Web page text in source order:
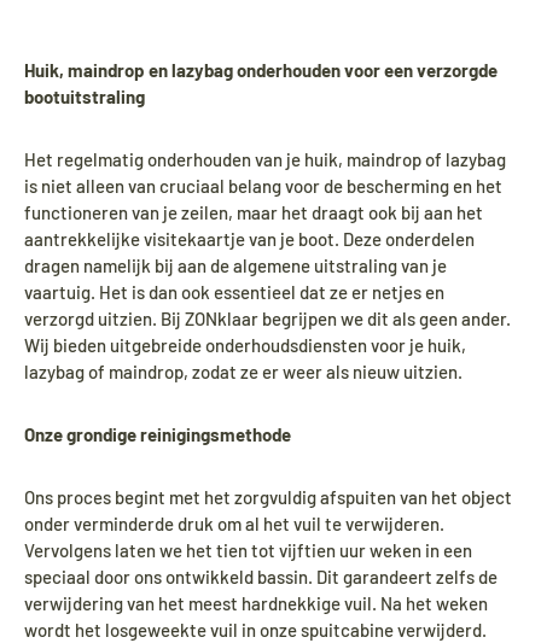
Huik, maindrop en lazybag onderhouden voor een verzorgde
bootuitstraling
Het regelmatig onderhouden van je huik, maindrop of lazybag
is niet alleen van cruciaal belang voor de bescherming en het
functioneren van je zeilen, maar het draagt ook bij aan het
aantrekkelijke visitekaartje van je boot. Deze onderdelen
dragen namelijk bij aan de algemene uitstraling van je
vaartuig. Het is dan ook essentieel dat ze er netjes en
verzorgd uitzien. Bij ZONklaar begrijpen we dit als geen ander.
Wij bieden uitgebreide onderhoudsdiensten voor je huik,
lazybag of maindrop, zodat ze er weer als nieuw uitzien.
Onze grondige reinigingsmethode
Ons proces begint met het zorgvuldig afspuiten van het object
onder verminderde druk om al het vuil te verwijderen.
Vervolgens laten we het tien tot vijftien uur weken in een
speciaal door ons ontwikkeld bassin. Dit garandeert zelfs de
verwijdering van het meest hardnekkige vuil. Na het weken
wordt het losgeweekte vuil in onze spuitcabine verwijderd.